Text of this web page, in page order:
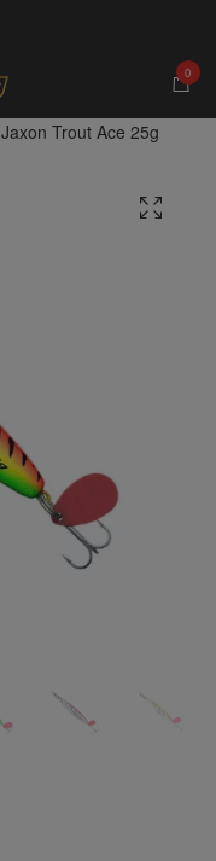
0
Jaxon Trout Ace 25g